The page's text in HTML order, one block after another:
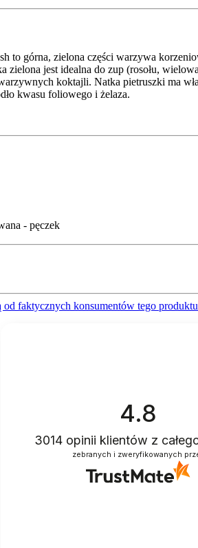
to górna, zielona części warzywa
zielona jest idealna do zup (rosołu,
koktajli. Natka pietruszki ma
kwasu foliowego i żelaza.
- pęczek
faktycznych konsumentów tego
4.8
3014 opinii klientów z
zebranych i zweryfikowanych